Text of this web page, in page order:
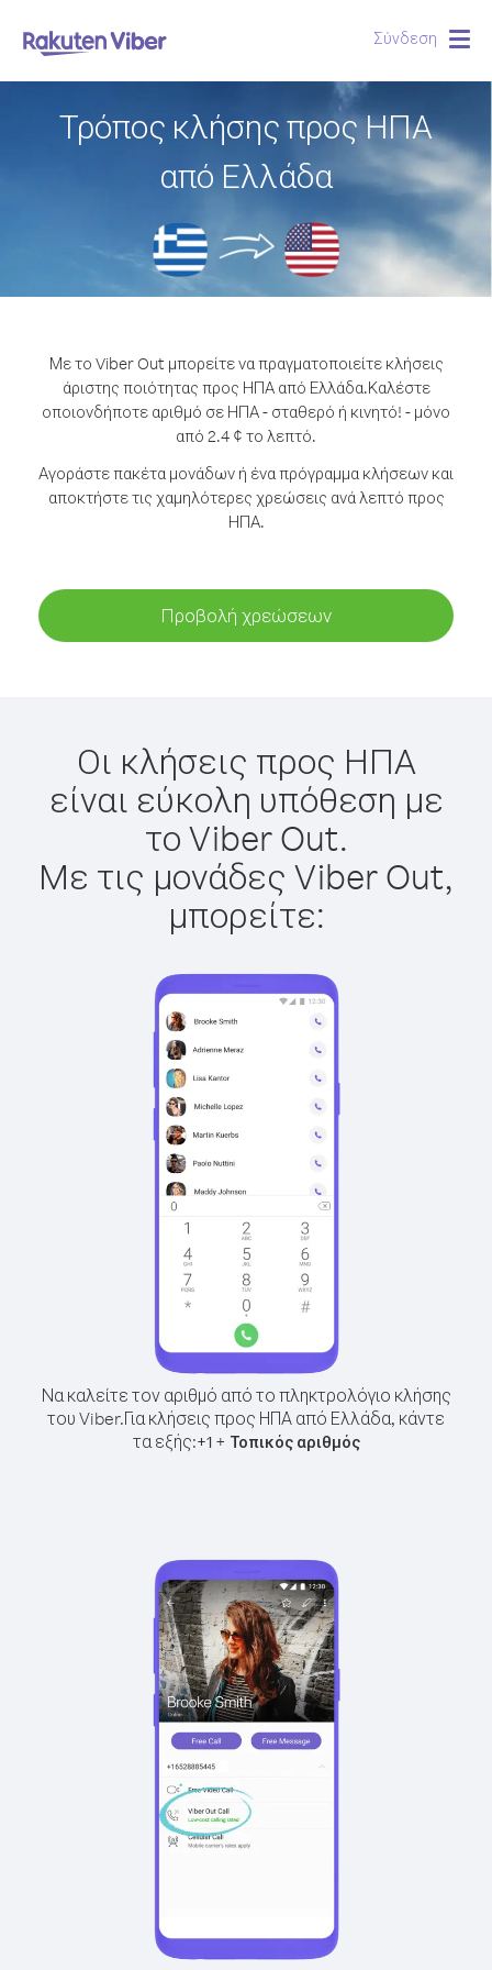
Σύνδεση
Τρόπος κλήσης προς ΗΠΑ
από Ελλάδα
Με το Viber Out μπορείτε να πραγματοποιείτε κλήσεις
άριστης ποιότητας προς ΗΠΑ από Ελλάδα.Καλέστε
οποιονδήποτε αριθμό σε ΗΠΑ - σταθερό ή κινητό! - μόνο
από 2.4 ¢ το λεπτό.
Αγοράστε πακέτα μονάδων ή ένα πρόγραμμα κλήσεων και
αποκτήστε τις χαμηλότερες χρεώσεις ανά λεπτό προς
ΗΠΑ.
Προβολή χρεώσεων
Οι κλήσεις προς ΗΠΑ
είναι εύκολη υπόθεση με
το Viber Out.
Με τις μονάδες Viber Out,
μπορείτε:
Να καλείτε τον αριθμό από το πληκτρολόγιο κλήσης
του Viber.Για κλήσεις προς ΗΠΑ από Ελλάδα, κάντε
τα εξής:+1+ Τοπικός αριθμός